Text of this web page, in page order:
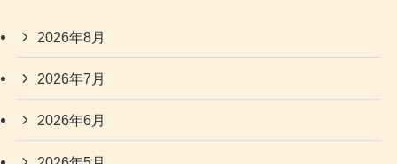
2026年8月
2026年7月
2026年6月